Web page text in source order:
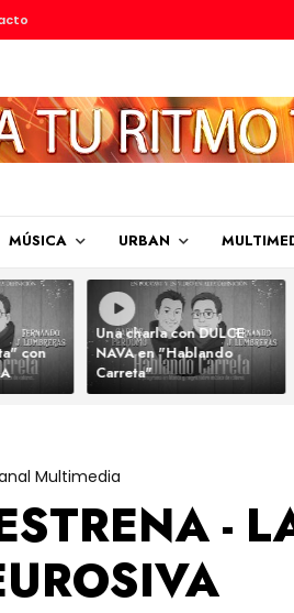
MÚSICA URBAN
con
Una charla con DULCE
NAVA en "Hablando
Carreta"
Multimedia
-